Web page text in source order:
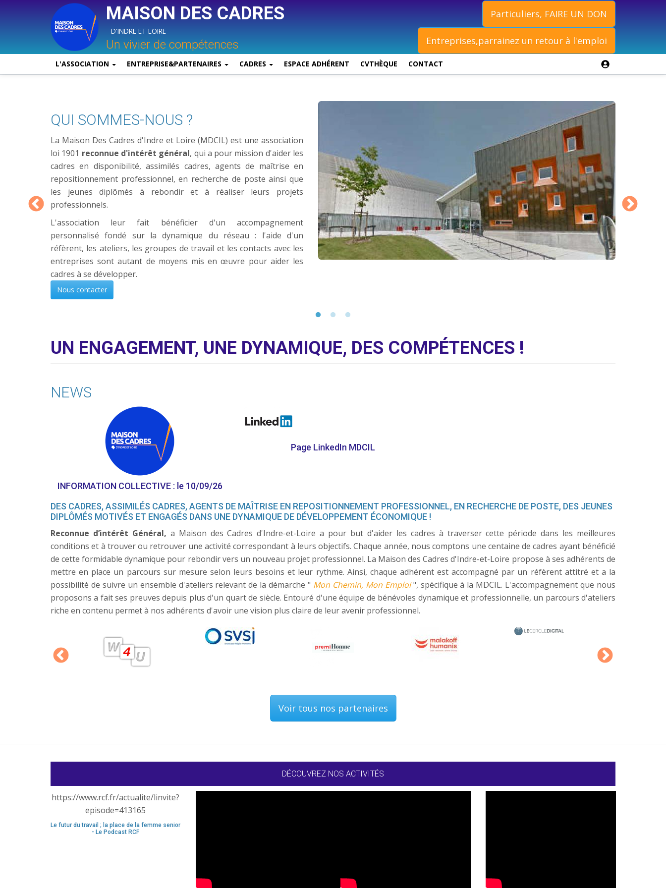
principal
MAISON DES CADRES
D'INDRE ET LOIRE
Un vivier de compétences
Particuliers, FAIRE UN DON
Entreprises,parrainez un retour à l'emploi
L'ASSOCIATION ENTREPRISE&PARTENAIRES CADRES ESPACE ADHÉRENT CVTHÈQUE CONTACT
QUI SOMMES-NOUS ?
La Maison Des Cadres d'Indre et Loire (MDCIL) est une association
loi 1901 reconnue d'intérêt général, qui a pour mission d'aider les
cadres en disponibilité, assimilés cadres, agents de maîtrise en
repositionnement professionnel, en recherche de poste ainsi que
les jeunes diplômés à rebondir et à réaliser leurs projets
professionnels.
L'association leur fait bénéficier d'un accompagnement
personnalisé fondé sur la dynamique du réseau : l'aide d'un
réfèrent, les ateliers, les groupes de travail et les contacts avec les
entreprises sont autant de moyens mis en œuvre pour aider les
cadres à se développer.
Nous contacter
Depuis
UN ENGAGEMENT, UNE DYNAMIQUE, DES COMPÉTENCES !
NEWS
INFORMATION COLLECTIVE : le 10/09/26
Page LinkedIn MDCIL
DES CADRES, ASSIMILÉS CADRES, AGENTS DE MAÎTRISE EN REPOSITIONNEMENT PROFESSIONNEL, EN RECHERCHE DE POSTE, DES JEUNES
DIPLÔMÉS MOTIVÉS ET ENGAGÉS DANS UNE DYNAMIQUE DE DÉVELOPPEMENT ÉCONOMIQUE !
Reconnue d’intérêt Général, a Maison des Cadres d'Indre-et-Loire a pour but d'aider les cadres à traverser cette période dans les meilleures
conditions et à trouver ou retrouver une activité correspondant à leurs objectifs. Chaque année, nous comptons une centaine de cadres ayant bénéficié
de cette formidable dynamique pour rebondir vers un nouveau projet professionnel. La Maison des Cadres d'Indre-et-Loire propose à ses adhérents de
mettre en place un parcours sur mesure selon leurs besoins et leur rythme. Ainsi, chaque adhérent est accompagné par un réfèrent attitré et a la
possibilité de suivre un ensemble d'ateliers relevant de la démarche " Mon Chemin, Mon Emploi", spécifique à la MDCIL. L'accompagnement que nous
proposons a fait ses preuves depuis plus d'un quart de siècle. Entouré d'une équipe de bénévoles dynamique et professionnelle, un parcours d'ateliers
riche en contenu permet à nos adhérents d'avoir une vision plus claire de leur avenir professionnel.
Voir tous nos partenaires
DÉCOUVREZ NOS ACTIVITÉS
https://www.rcf.fr/actualite/linvite?
episode=413165
Le futur du travail ; la place de la femme senior
- Le Podcast RCF